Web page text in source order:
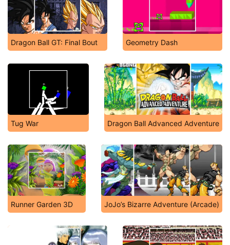
Dragon Ball GT: Final Bout Geometry Dash
Tug War Dragon Ball Advanced Adventure
Runner Garden 3D JoJo’s Bizarre Adventure (Arcade)